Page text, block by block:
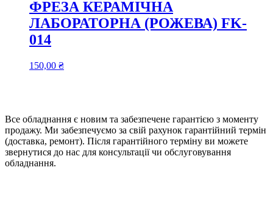
ФРЕЗА КЕРАМІЧНА
ЛАБОРАТОРНА (РОЖЕВА) FK-
014
150,00 ₴
Все обладнання є новим та забезпечене гарантією з моменту
продажу. Ми забезпечуємо за свій рахунок гарантійний термін
(доставка, ремонт). Після гарантійного терміну ви можете
звернутися до нас для консультації чи обслуговування
обладнання.